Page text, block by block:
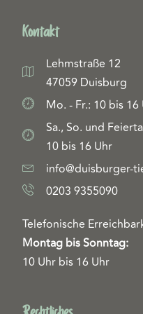
Kontakt
Lehmstraße 12
47059 Duisburg
Mo. - Fr.: 10 bis 16
Sa., So. und
10 bis 16 Uhr
info@duisburger-
0203 9355090
Telefonische
Montag bis Sonntag:
10 Uhr bis 16 Uhr